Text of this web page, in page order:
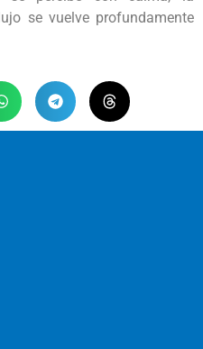
se vuelve profundamente